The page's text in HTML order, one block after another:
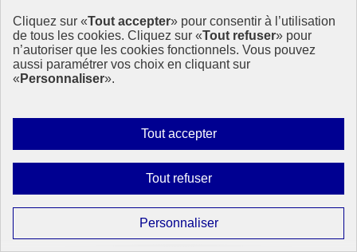
Cliquez sur «Tout accepter» pour consentir à l’utilisation
de tous les cookies. Cliquez sur «Tout refuser» pour
n’autoriser que les cookies fonctionnels. Vous pouvez
aussi paramétrer vos choix en cliquant sur
« Personnaliser».
Tout accepterAutoriser
tous
Tout refuserInterdire
tous
PersonnaliserParamétrer
les
Un nouveau cap territorial pour le Comité 21
21 poursuit son développement avec un objectif clair : étendre son
action en outre-mer d’ici 2027 et accompagner la transition
écologique sur l’ensemble des territoires.
16 avril 2026 - En France